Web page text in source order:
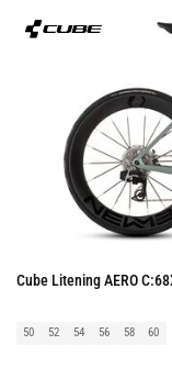
Cube Litening AERO
50 52 54 56 58 60